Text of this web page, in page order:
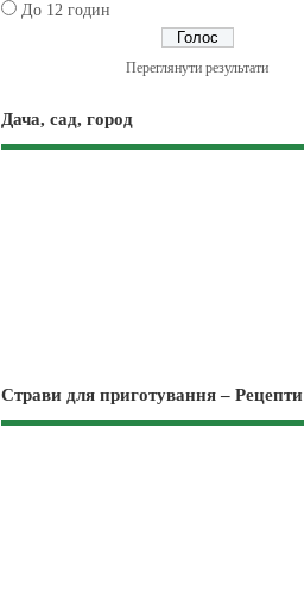
До 12 годин
Переглянути результати
Дача, сад, город
Страви для приготування – Рецепти